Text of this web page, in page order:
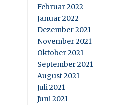
Februar 2022
Januar 2022
Dezember 2021
November 2021
Oktober 2021
September 2021
August 2021
Juli 2021
Juni 2021